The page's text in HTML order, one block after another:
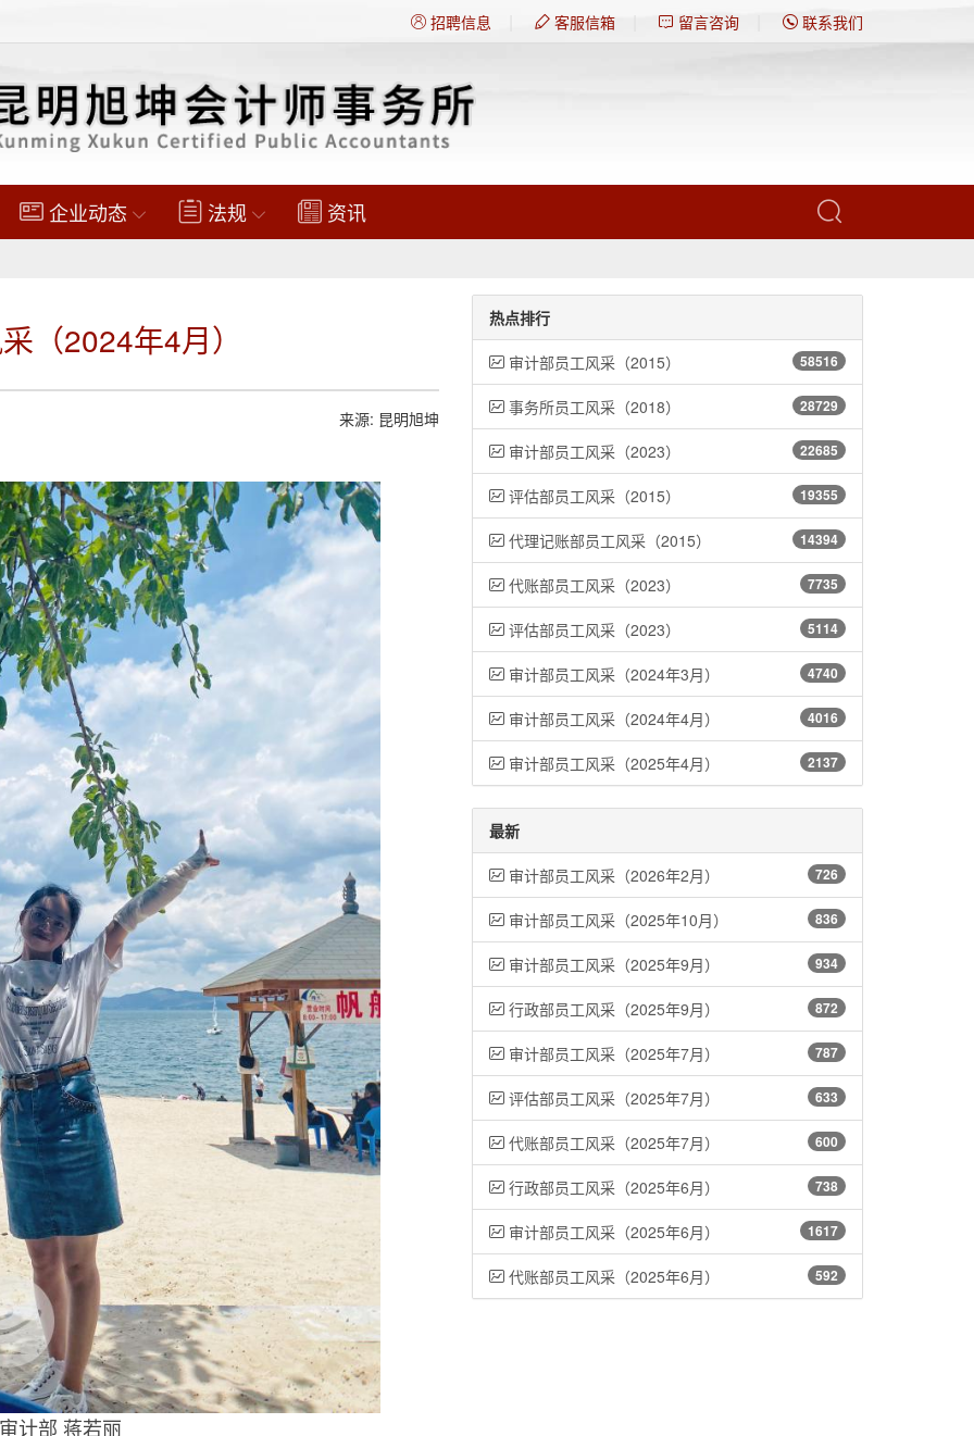
招聘信息 客服信箱 留言咨询 联系我们
企业动态 法规 资讯
（2024年4月）
来源: 昆明旭坤
计部 蒋若丽
热点排行
58516
审计部员工风采（2015）
28729
事务所员工风采（2018）
22685
审计部员工风采（2023）
19355
评估部员工风采（2015）
14394
代理记账部员工风采（2015）
7735
代账部员工风采（2023）
5114
评估部员工风采（2023）
4740
审计部员工风采（2024年3月）
4016
审计部员工风采（2024年4月）
2137
审计部员工风采（2025年4月）
最新
726
审计部员工风采（2026年2月）
836
审计部员工风采（2025年10月）
934
审计部员工风采（2025年9月）
872
行政部员工风采（2025年9月）
787
审计部员工风采（2025年7月）
633
评估部员工风采（2025年7月）
600
代账部员工风采（2025年7月）
738
行政部员工风采（2025年6月）
1617
审计部员工风采（2025年6月）
592
代账部员工风采（2025年6月）